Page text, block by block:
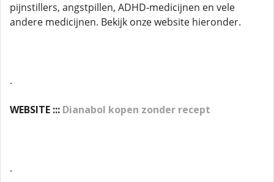
pijnstillers, angstpillen, ADHD-medicijnen en vele
andere medicijnen. Bekijk onze website hieronder.
.
WEBSITE ::: Dianabol kopen zonder recept
.